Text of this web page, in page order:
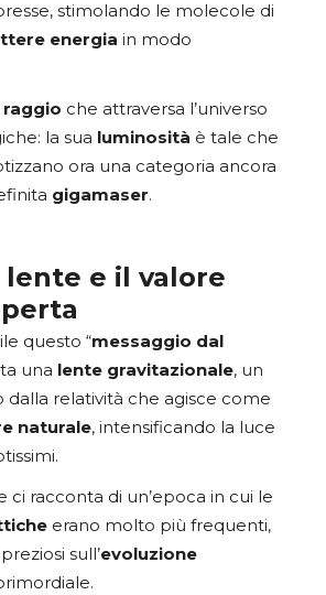
stimolando le molecole di
energia in modo
raggio che attraversa l’universo
la sua luminosità è tale che
ora una categoria ancora
gigamaser.
lente e il valore
questo “messaggio dal
una lente gravitazionale, un
dalla relatività che agisce come
naturale, intensificando la luce
ci racconta di un’epoca in cui le
erano molto più frequenti,
sull’evoluzione